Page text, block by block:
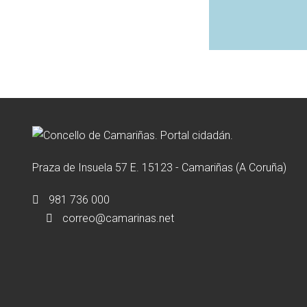
Praza de Insuela 57 E. 15123 - Camariñas (A Coruña)
981 736 000
correo@camarinas.net